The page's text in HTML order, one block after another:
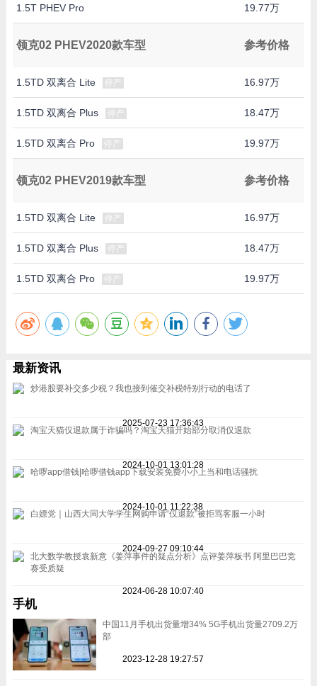
1.5T PHEV Pro 19.77万
领克02 PHEV2020款车型 参考价格
1.5TD 双离合 Lite 停产 16.97万
1.5TD 双离合 Plus 停产 18.47万
1.5TD 双离合 Pro 停产 19.97万
领克02 PHEV2019款车型 参考价格
1.5TD 双离合 Lite 停产 16.97万
1.5TD 双离合 Plus 停产 18.47万
1.5TD 双离合 Pro 停产 19.97万
最新资讯
炒港股要补交多少税？我也接到催交补税特别行动的电话了
2025-07-23 17:36:43
淘宝天猫仅退款属于诈骗吗？淘宝天猫开始部分取消仅退款
2024-10-01 13:01:28
哈啰app借钱|哈啰借钱app下载安装免费小小上当和电话骚扰
2024-10-01 11:22:38
白嫖党｜山西大同大学学生网购申请“仅退款”被拒骂客服一小时
2024-09-27 09:10:44
北大数学教授袁新意《姜萍事件的疑点分析》点评姜萍板书 阿里巴巴竞
赛受质疑
2024-06-28 10:07:40
手机
中国11月手机出货量增34% 5G手机出货量2709.2万
部
2023-12-28 19:27:57